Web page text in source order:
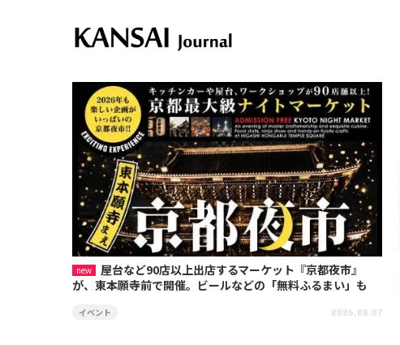
屋台など90店以上出店するマーケット『京都夜市』
が、東本願寺前で開催。ビールなどの「無料ふるまい」も
イベント 2026.08.07